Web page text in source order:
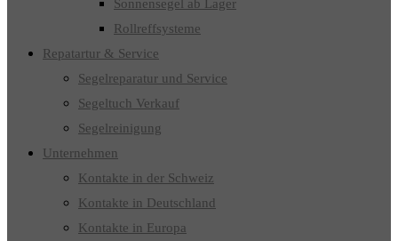
Sonnensegel ab Lager
Rollreffsysteme
Repatartur & Service
Segelreparatur und Service
Segeltuch Verkauf
Segelreinigung
Unternehmen
Kontakte in der Schweiz
Kontakte in Deutschland
Kontakte in Europa